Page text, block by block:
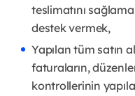
teslimatını
destek vermek,
Yapılan tüm satın
faturaların,
kontrollerinin